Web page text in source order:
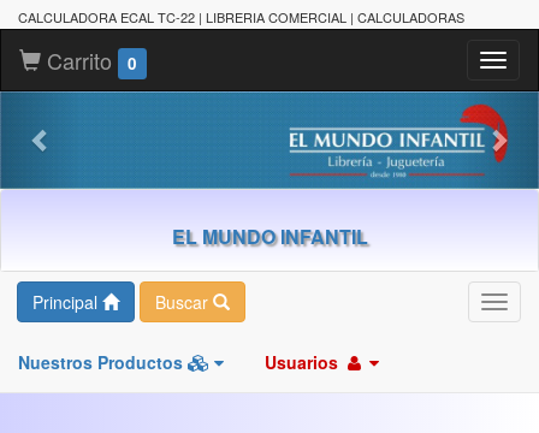
CALCULADORA ECAL TC-22 | LIBRERIA COMERCIAL | CALCULADORAS
Carrito 0
EL MUNDO INFANTIL
Principal Buscar
Nuestros Productos Usuarios